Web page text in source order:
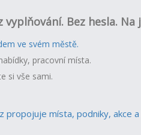
vyplňování. Bez hesla. Na
ve svém městě.
pracovní místa.
si vše sami.
propojuje místa, podniky, akce